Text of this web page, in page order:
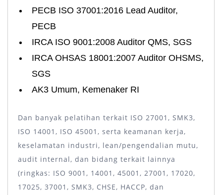
PECB ISO 37001:2016 Lead Auditor,
PECB
IRCA ISO 9001:2008 Auditor QMS, SGS
IRCA OHSAS 18001:2007 Auditor OHSMS,
SGS
AK3 Umum, Kemenaker RI
Dan banyak pelatihan terkait ISO 27001, SMK3,
ISO 14001, ISO 45001, serta keamanan kerja,
keselamatan industri, lean/pengendalian mutu,
audit internal, dan bidang terkait lainnya
(ringkas: ISO 9001, 14001, 45001, 27001, 17020,
17025, 37001, SMK3, CHSE, HACCP, dan